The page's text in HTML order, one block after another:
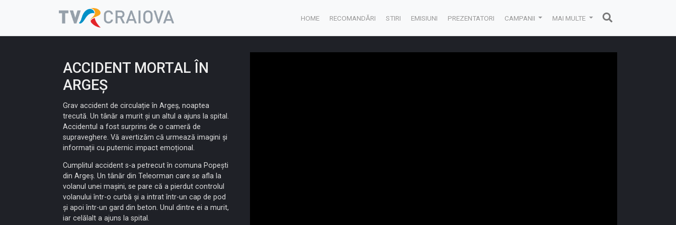
HOME RECOMANDĂRI STIRI EMISIUNI PREZENTATORI CAMPANII MAI MULTE
ACCIDENT MORTAL ÎN
ARGEȘ
Grav accident de circulație în Argeș, noaptea
trecută. Un tânăr a murit și un altul a ajuns la spital.
Accidentul a fost surprins de o cameră de
supraveghere. Vă avertizăm că urmează imagini și
informații cu puternic impact emoțional.
Cumplitul accident s-a petrecut în comuna Popești
din Argeș. Un tânăr din Teleorman care se afla la
volanul unei mașini, se pare că a pierdut controlul
volanului într-o curbă și a intrat într-un cap de pod
și apoi într-un gard din beton. Unul dintre ei a murit,
iar celălalt a ajuns la spital.